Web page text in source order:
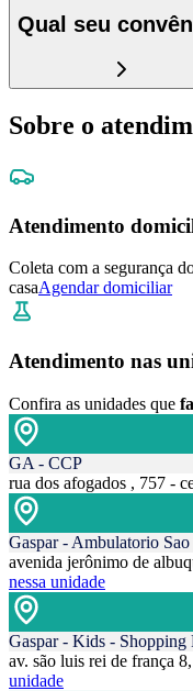
Qual seu
Sobre o
Atendimento
Coleta com a segurança
casaAgendar domiciliar
Atendimento nas
Confira as unidades que
GA - CCP
rua dos afogados , 757 -
Gaspar - Ambulatorio
avenida jerônimo de
nessa unidade
Gaspar - Kids -
av. são luis rei de frança
unidade